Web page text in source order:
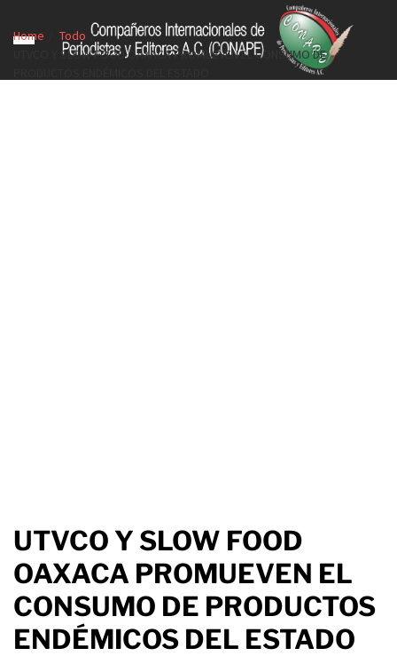
Home
Todo
UTVCO Y SLOW FOOD OAXACA PROMUEVEN EL CONSUMO DE
UTVCO Y SLOW FOOD
OAXACA PROMUEVEN EL
CONSUMO DE PRODUCTOS
ENDÉMICOS DEL ESTADO